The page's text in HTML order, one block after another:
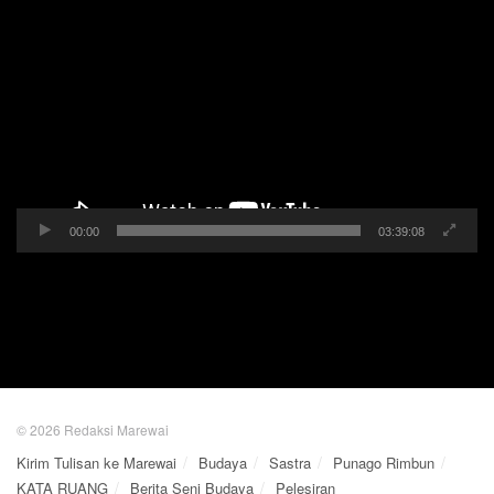
00:00 03:39:08
© 2026 Redaksi Marewai
Kirim Tulisan ke Marewai Budaya Sastra
Punago Rimbun
KATA RUANG
Berita Seni Budaya Pelesiran